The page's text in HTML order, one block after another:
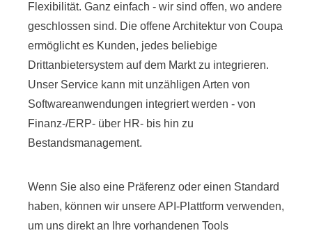
Flexibilität. Ganz einfach - wir sind offen, wo andere
geschlossen sind. Die offene Architektur von Coupa
ermöglicht es Kunden, jedes beliebige
Drittanbietersystem auf dem Markt zu integrieren.
Unser Service kann mit unzähligen Arten von
Softwareanwendungen integriert werden - von
Finanz-/ERP- über HR- bis hin zu
Bestandsmanagement.
Wenn Sie also eine Präferenz oder einen Standard
haben, können wir unsere API-Plattform verwenden,
um uns direkt an Ihre vorhandenen Tools